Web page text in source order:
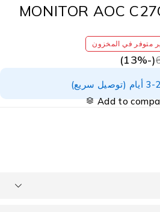
MONITOR AOC
متوفر في المخزون
(-
13%)
Add to